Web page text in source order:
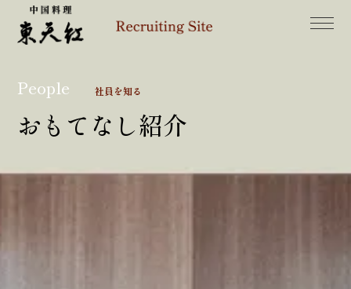
People 社員を知る
おもてなし紹介